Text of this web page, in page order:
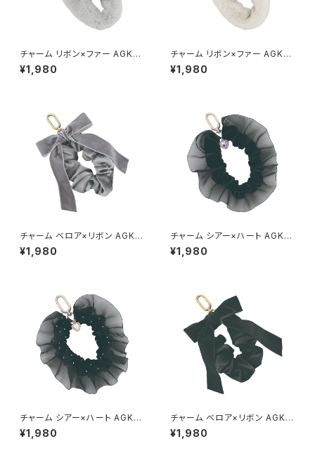
チャーム リボン×ファー AGK0
066-GY（グレー）
¥1,980
チャーム リボン×ファー AGK0
066-IV（アイボリー）
¥1,980
チャーム ベロア×リボン AGK0
068-GY（グレー）
¥1,980
チャーム シアー×ハート AGK0
067-A
¥1,980
チャーム シアー×ハート AGK0
067-B
¥1,980
チャーム ベロア×リボン AGK0
068-BK（ブラック）
¥1,980